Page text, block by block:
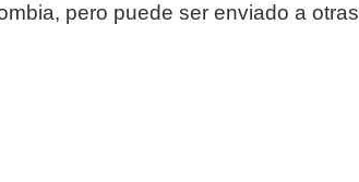
pero puede ser enviado a otras